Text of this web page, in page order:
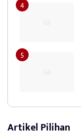
Artikel Pilihan